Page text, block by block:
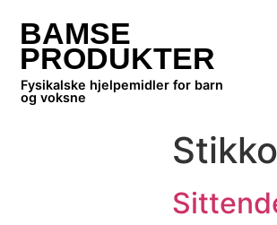
BAMSE
PRODUKTER
Fysikalske hjelpemidler for barn
og voksne